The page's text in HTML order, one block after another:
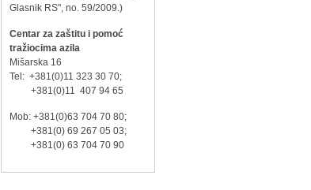
Glasnik RS", no. 59/2009.)
Centar za zaštitu i pomoć
tražiocima azila
Mišarska 16
Tel: +381(0)11 323 30 70;
+381(0)11 407 94 65
Mob: +381(0)63 704 70 80;
+381(0) 69 267 05 03;
+381(0) 63 704 70 90